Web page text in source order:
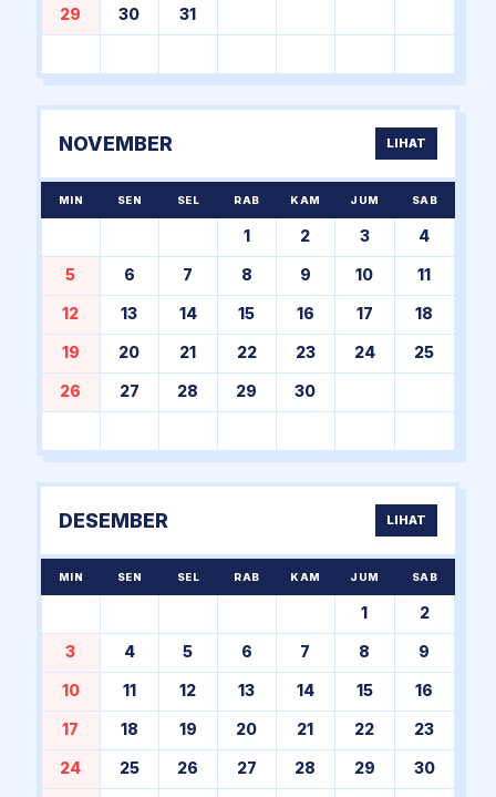
29 30 31
NOVEMBER LIHAT
MIN SEN SEL RAB KAM JUM SAB
1 2 3 4
5 6 7 8 9 10 11
12 13 14 15 16 17 18
19 20 21 22 23 24 25
26 27 28 29 30
DESEMBER LIHAT
MIN SEN SEL RAB KAM JUM SAB
1 2
3 4 5 6 7 8 9
10 11 12 13 14 15 16
17 18 19 20 21 22 23
24 25 26 27 28 29 30